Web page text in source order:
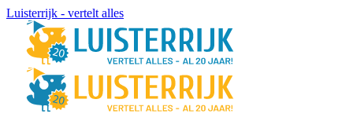
Luisterrijk - vertelt alles